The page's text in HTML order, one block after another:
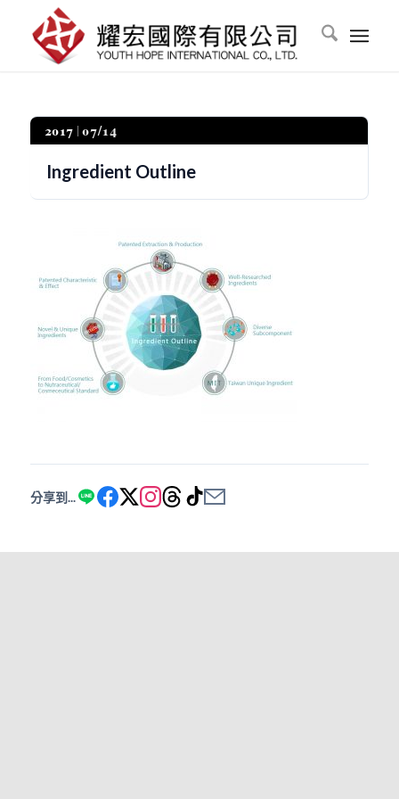
2017 07/14
Ingredient Outline
分享到...